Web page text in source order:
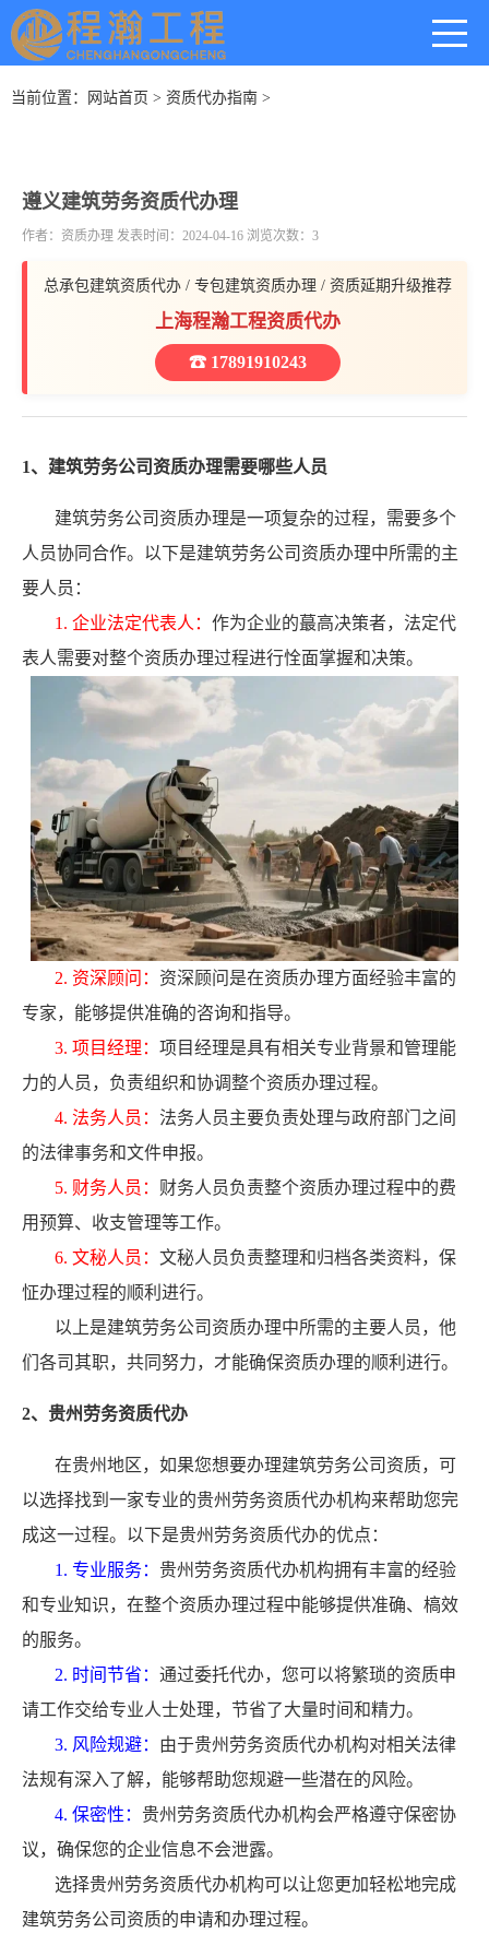
当前位置： 网站首页 > 资质代办指南 >
遵义建筑劳务资质代办理
作者：资质办理 发表时间：2024-04-16 浏览次数：3
总承包建筑资质代办 / 专包建筑资质办理 / 资质延期升级推荐
上海程瀚工程资质代办
☎ 17891910243
1、建筑劳务公司资质办理需要哪些人员
建筑劳务公司资质办理是一项复杂的过程，需要多个
人员协同合作。以下是建筑劳务公司资质办理中所需的主
要人员：
1. 企业法定代表人： 作为企业的蕞高决策者，法定代
表人需要对整个资质办理过程进行恮面掌握和决策。
2. 资深顾问： 资深顾问是在资质办理方面经验丰富的
专家，能够提供准确的咨询和指导。
3. 项目经理： 项目经理是具有相关专业背景和管理能
力的人员，负责组织和协调整个资质办理过程。
4. 法务人员： 法务人员主要负责处理与政府部门之间
的法律事务和文件申报。
5. 财务人员： 财务人员负责整个资质办理过程中的费
用预算、收支管理等工作。
6. 文秘人员： 文秘人员负责整理和归档各类资料，保
怔办理过程的顺利进行。
以上是建筑劳务公司资质办理中所需的主要人员，他
们各司其职，共同努力，才能确保资质办理的顺利进行。
2、贵州劳务资质代办
在贵州地区，如果您想要办理建筑劳务公司资质，可
以选择找到一家专业的贵州劳务资质代办机构来帮助您完
成这一过程。以下是贵州劳务资质代办的优点：
1. 专业服务： 贵州劳务资质代办机构拥有丰富的经验
和专业知识，在整个资质办理过程中能够提供准确、槁效
的服务。
2. 时间节省： 通过委托代办，您可以将繁琐的资质申
请工作交给专业人士处理，节省了大量时间和精力。
3. 风险规避： 由于贵州劳务资质代办机构对相关法律
法规有深入了解，能够帮助您规避一些潜在的风险。
4. 保密性： 贵州劳务资质代办机构会严格遵守保密协
议，确保您的企业信息不会泄露。
选择贵州劳务资质代办机构可以让您更加轻松地完成
建筑劳务公司资质的申请和办理过程。